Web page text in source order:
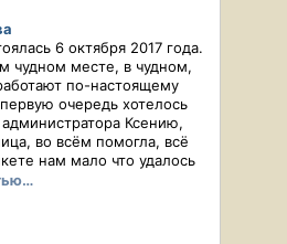
в первый раз.
советы и
нашего
приятный бонус - номер
которым мы с
Очень
и уютный :) Мы желаем
процветания
на высшем уровне!
и в конце вечера:
данного ресторана был
клуба", очень
очень удобно. Все
в ресторане и в
забрать их утром. Это
Спасибо вам также за
6 октября 2017 года.
чудном месте, в чудном,
по-настоящему
очередь хотелось
Ксению,
во всём помогла, всё
нам мало что удалось
но то, что попробовали,
спасибо вашим поварам!